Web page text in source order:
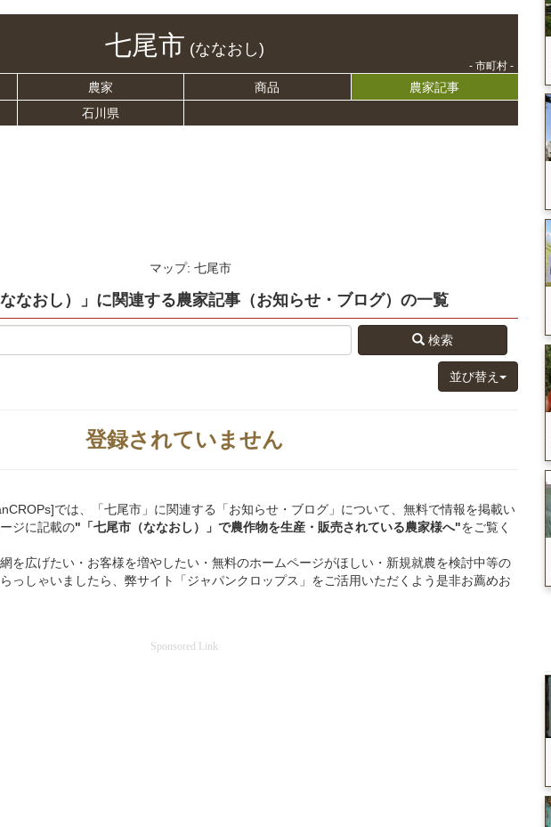
七尾市 (ななおし)
- 市町村 -
農家 商品
農家記事
石川県
マップ: 七尾市
なおし）」 に関連する農家記事（お知らせ・ブログ） の一覧
検索
並び替え
登録されていません
では、「七尾市」に関連する「お知らせ・ブログ」について、無料で情報を掲載い
ジに記載の"「七尾市（ななおし）」 で農作物を生産・販売されている農家様へ"をご覧く
を広げたい・お客様を増やしたい・無料のホームページがほしい・新規就農を検討中等の
っしゃいましたら、弊サイト「ジャパンクロップス」をご活用いただくよう是非お薦めお
Sponsored Link